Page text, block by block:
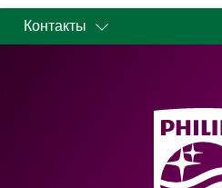
Контакты